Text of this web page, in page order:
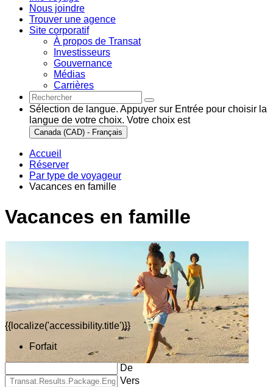
Nous joindre
Trouver une agence
Site corporatif
À propos de Transat
Investisseurs
Gouvernance
Médias
Carrières
Sélection de langue. Appuyer sur Entrée pour choisir la
langue de votre choix. Votre choix est
Canada (CAD) - Français
Accueil
Réserver
Par type de voyageur
Vacances en famille
Vacances en famille
{{localize('accessibility.title')}}
Forfait
De
Vers